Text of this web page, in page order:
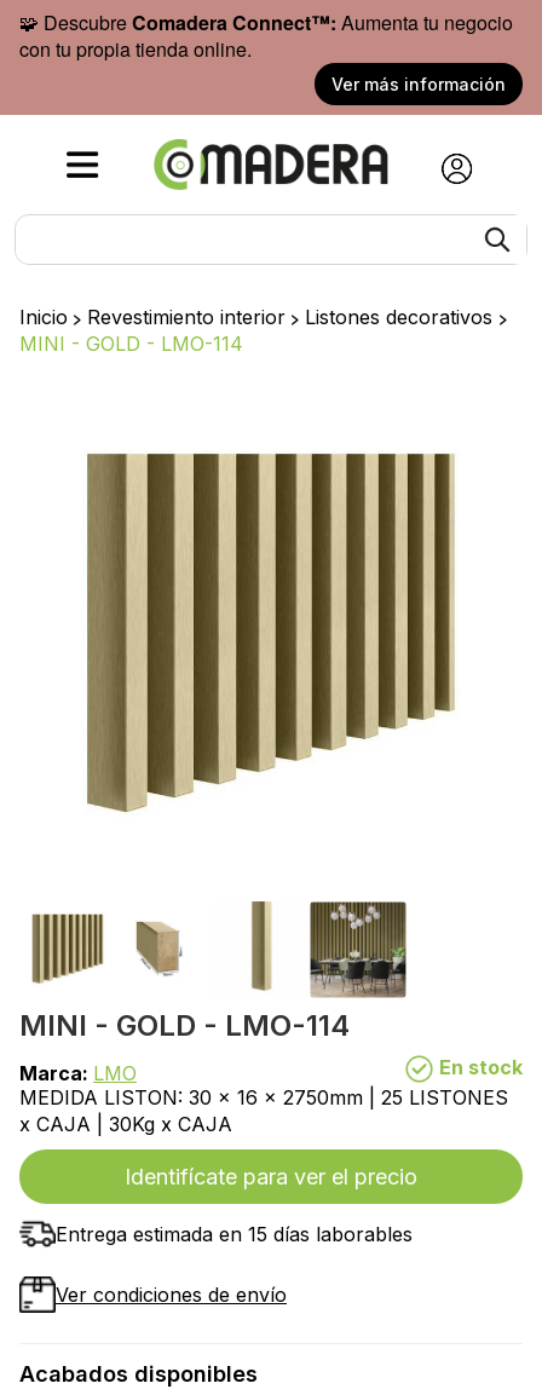
🧩 DescubreComadera Connect™: Aumenta tu negocio
con tu propia tienda online.
Ver más información
Inicio > Revestimiento interior > Listones decorativos >
MINI - GOLD - LMO-114
MINI - GOLD - LMO-114
Marca: LMO
En stock
MEDIDA LISTON: 30 x 16 x 2750mm | 25 LISTONES
x CAJA | 30Kg x CAJA
Identifícate para ver el precio
Entrega estimada en 15 días laborables
Ver condiciones de envío
Acabados disponibles